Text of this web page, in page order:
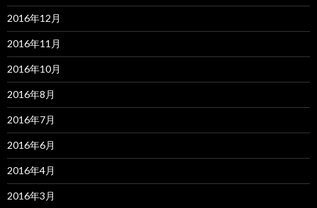
2016年12月
2016年11月
2016年10月
2016年8月
2016年7月
2016年6月
2016年4月
2016年3月